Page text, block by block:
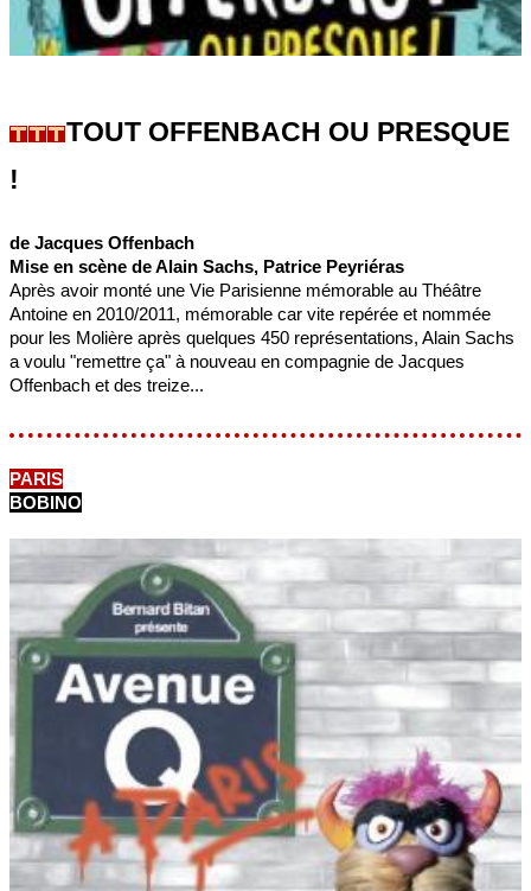
TOUT OFFENBACH OU PRESQUE
!
de Jacques Offenbach
Mise en scène de Alain Sachs, Patrice Peyriéras
Après avoir monté une Vie Parisienne mémorable au Théâtre
Antoine en 2010/2011, mémorable car vite repérée et nommée
pour les Molière après quelques 450 représentations, Alain Sachs
a voulu "remettre ça" à nouveau en compagnie de Jacques
Offenbach et des treize...
PARIS
BOBINO